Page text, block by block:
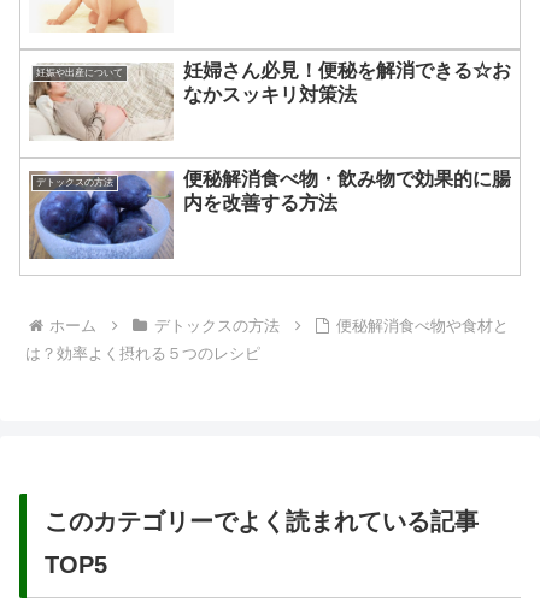
妊娠や出産について
妊婦さん必見！便秘を解消できる☆お
なかスッキリ対策法
デトックスの方法
便秘解消食べ物・飲み物で効果的に腸
内を改善する方法
ホーム デトックスの方法
便秘解消食べ物や食材と
は？効率よく摂れる５つのレシピ
このカテゴリーでよく読まれている記事
TOP5